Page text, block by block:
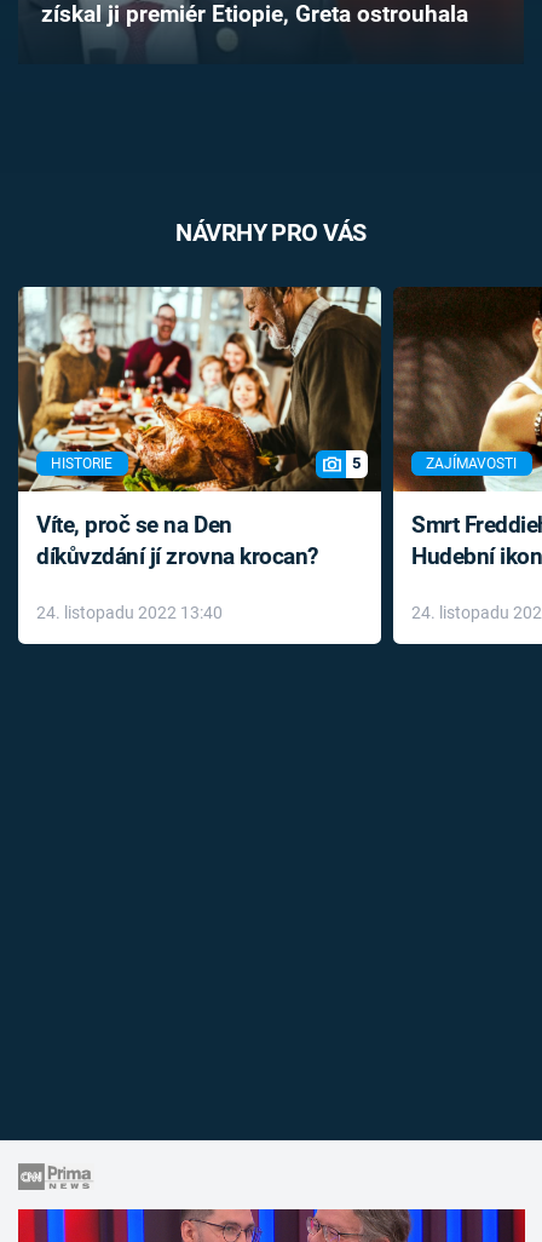
Přihlášení
získal ji premiér Etiopie, Greta ostrouhala
NÁVRHY PRO VÁS
HISTORIE 5
Víte, proč se na Den
díkůvzdání jí zrovna krocan?
24. listopadu 2022 13:40
ZAJÍMAVOSTI
Smrt
Hudební
léky
24. listopadu